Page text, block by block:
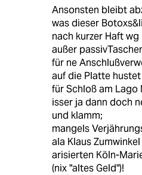
Ansonsten bleibt
was dieser
nach kurzer Haft
außer
für ne
auf die Platte
für Schloß am Lago
isser ja dann doch
und klamm;
mangels
ala Klaus
arisierten Köln-
(nix "altes Geld")!